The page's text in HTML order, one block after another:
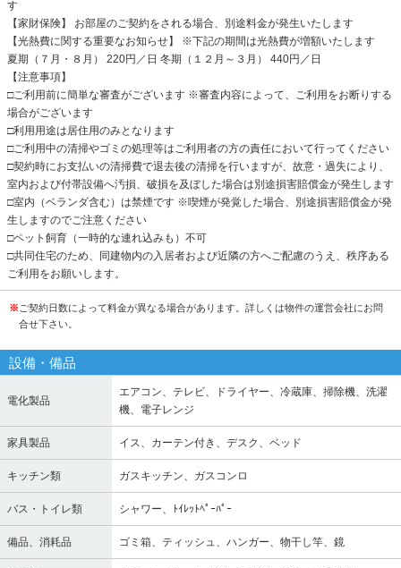
す
【家財保険】 お部屋のご契約をされる場合、別途料金が発生いたします
【光熱費に関する重要なお知らせ】 ※下記の期間は光熱費が増額いたします
夏期（７月・８月） 220円／日 冬期（１２月～３月） 440円／日
【注意事項】
□ご利用前に簡単な審査がございます ※審査内容によって、ご利用をお断りする
場合がございます
□利用用途は居住用のみとなります
□ご利用中の清掃やゴミの処理等はご利用者の方の責任において行ってください
□契約時にお支払いの清掃費で退去後の清掃を行いますが、故意・過失により、
室内および付帯設備へ汚損、破損を及ぼした場合は別途損害賠償金が発生します
□室内（ベランダ含む）は禁煙です ※喫煙が発覚した場合、別途損害賠償金が発
生しますのでご注意ください
□ペット飼育（一時的な連れ込みも）不可
□共同住宅のため、同建物内の入居者および近隣の方へご配慮のうえ、秩序ある
ご利用をお願いします。
※ ご契約日数によって料金が異なる場合があります。詳しくは物件の運営会社にお問
合せ下さい。
設備・備品
電化製品
エアコン、テレビ、ドライヤー、冷蔵庫、掃除機、洗濯
機、電子レンジ
家具製品 イス、カーテン付き、デスク、ベッド
キッチン類 ガスキッチン、ガスコンロ
バス・トイレ類 シャワー、ﾄｲﾚｯﾄﾍﾟｰﾊﾟｰ
備品、消耗品 ゴミ箱、ティッシュ、ハンガー、物干し竿、鏡